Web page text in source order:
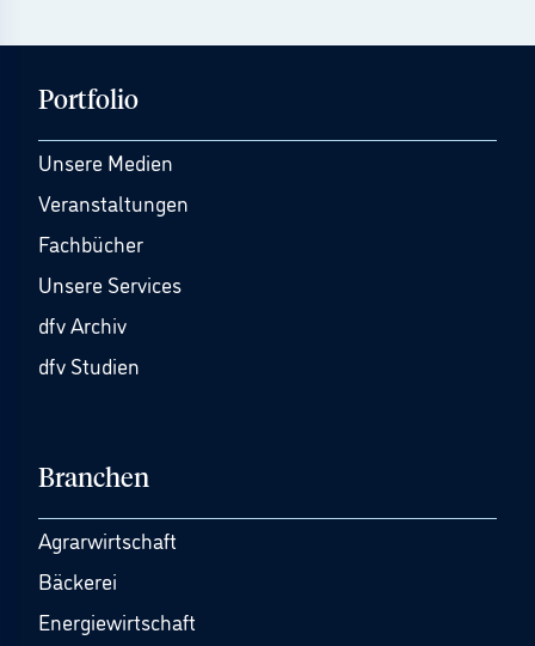
Portfolio
Unsere Medien
Veranstaltungen
Fachbücher
Unsere Services
dfv Archiv
dfv Studien
Branchen
Agrarwirtschaft
Bäckerei
Energiewirtschaft